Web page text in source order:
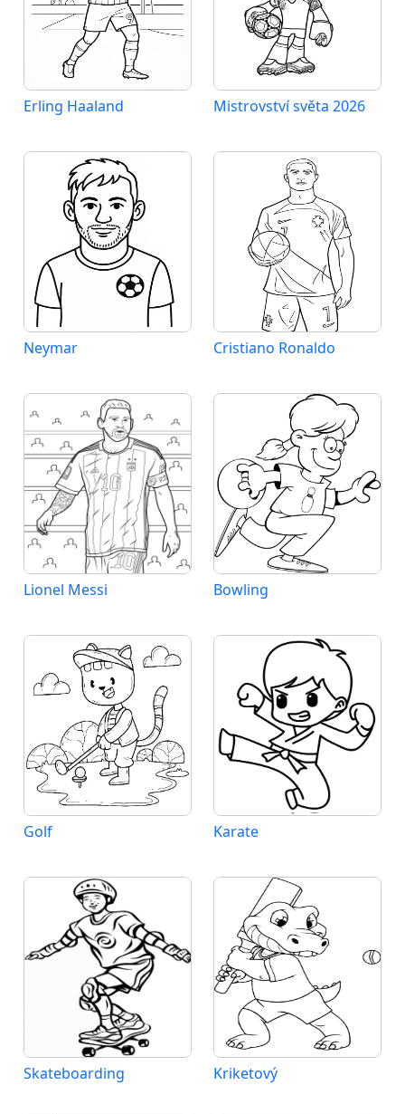
Erling Haaland Mistrovství světa 2026
Neymar Cristiano Ronaldo
Lionel Messi Bowling
Golf Karate
Skateboarding Kriketový